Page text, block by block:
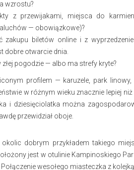
wzrostu?
z przewijakami, miejsca do
— obowiązkowe)?
zakupu biletów online i z
dobre otwarcie dnia.
złej pogodzie — albo ma strefy kryte?
profilem — karuzele, park
w różnym wieku znacznie lepiej
i dziesięciolatka można
przewidział oboje.
dobrym przykładem takiego
jest w otulinie Kampinoskiego
wesołego miasteczka z